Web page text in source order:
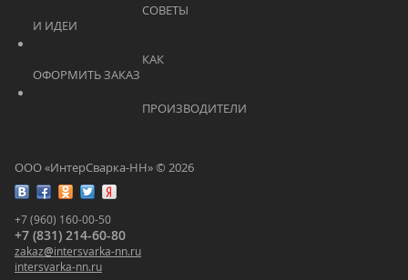
ООО «ИнтерСварка-НН» © 2026
+7 (960) 160-00-50
+7 (831) 214-60-80
zakaz@intersvarka-nn.ru
intersvarka-nn.ru